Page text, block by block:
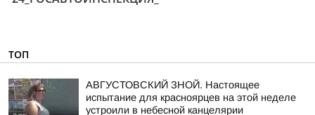
ТОП
АВГУСТОВСКИЙ ЗНОЙ. Настоящее
испытание для красноярцев на этой неделе
устроили в небесной канцелярии